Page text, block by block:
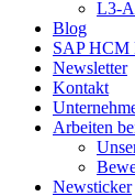
L3-
Blog
SAP HCM
Newsletter
Kontakt
Arbeiten
Newsticker